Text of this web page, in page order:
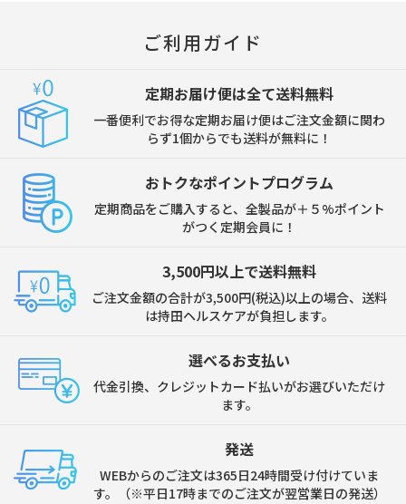
ご利用ガイド
定期お届け便は全て送料無料
一番便利でお得な定期お届け便はご注文金額に関わ
らず1個からでも送料が無料に！
おトクなポイントプログラム
定期商品をご購入すると、全製品が＋５%ポイント
がつく定期会員に！
3,500円以上で送料無料
ご注文金額の合計が3,500円(税込)以上の場合、送料
は持田ヘルスケアが負担します。
選べるお支払い
代金引換、クレジットカード払いがお選びいただけ
ます。
発送
WEBからのご注文は365日24時間受け付けていま
す。（※平日17時までのご注文が翌営業日の発送）